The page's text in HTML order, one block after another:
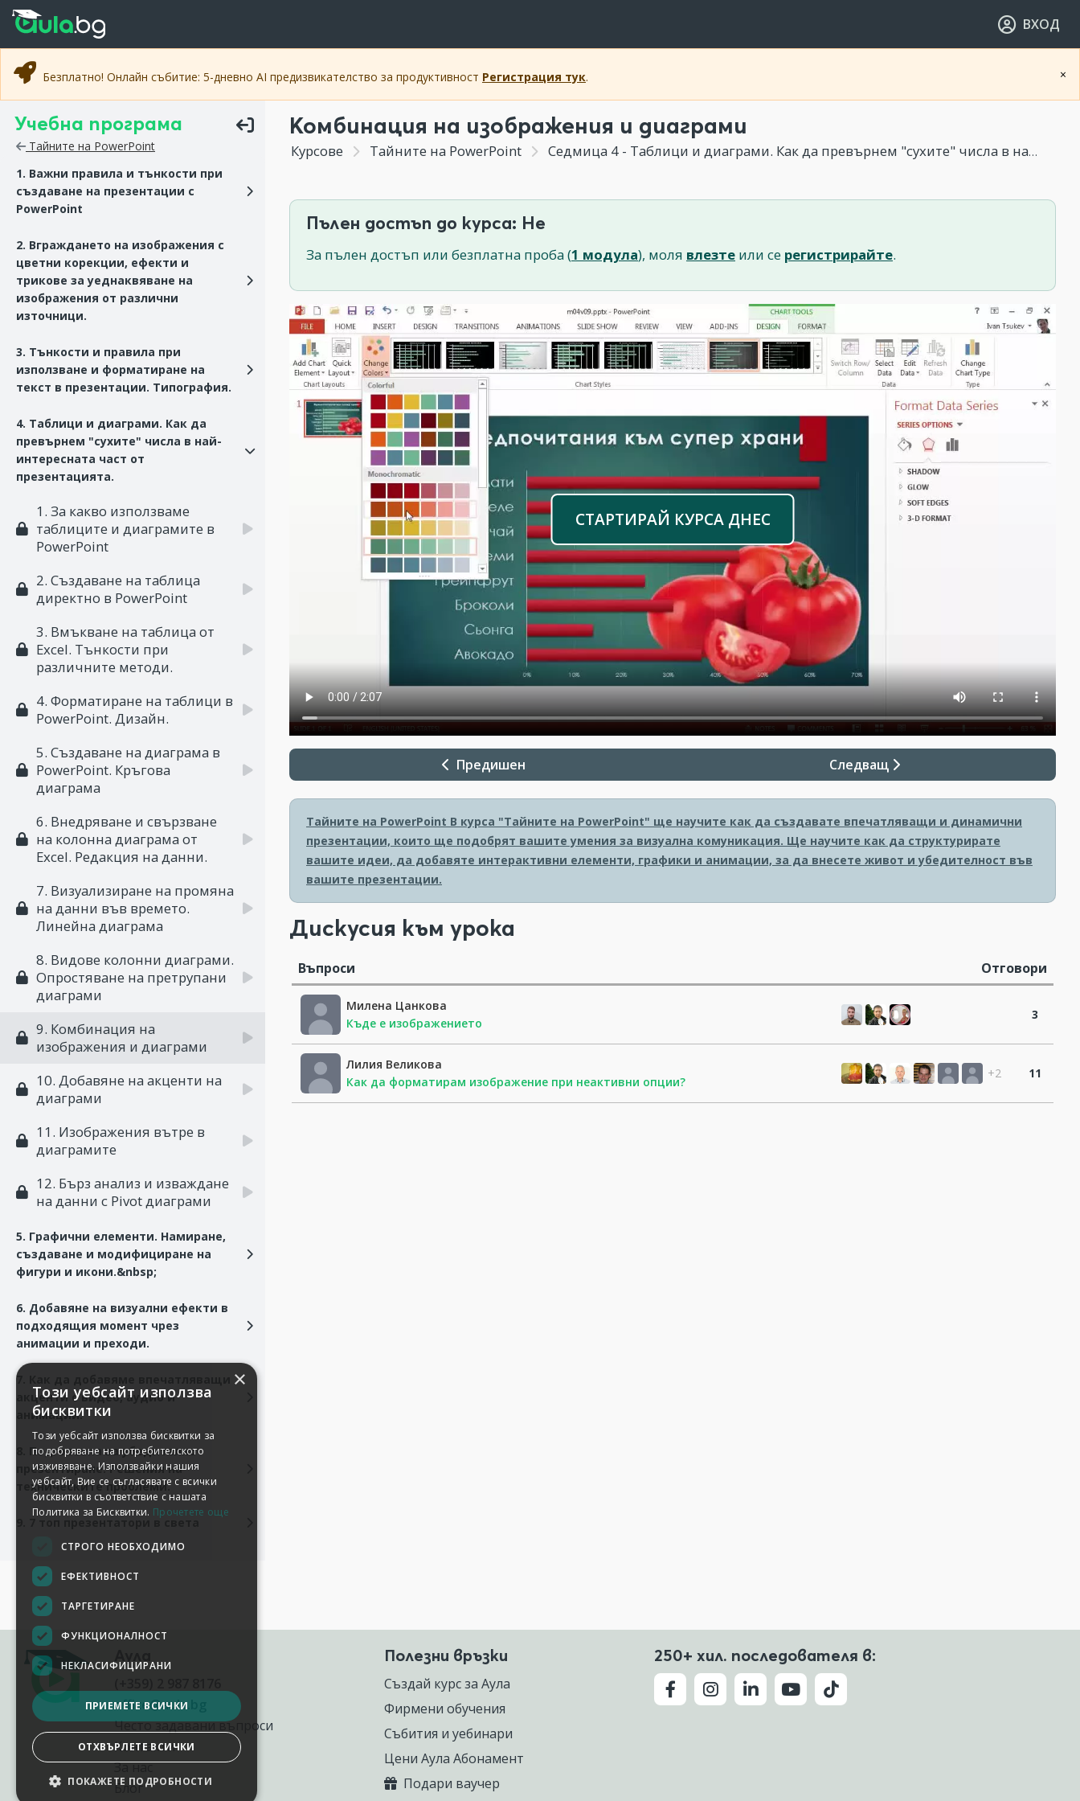
Прескочи към основното съдържание
Прескочи към навигацията
ВХОД
×
Безплатно! Онлайн събитие: 5-дневно AI предизвикателство за продуктивност Регистрация тук.
Учебна програма
Тайните на PowerPoint
1. Важни правила и тънкости при
създаване на презентации с
PowerPoint
2. Вграждането на изображения с
цветни корекции, ефекти и
трикове за уеднаквяване на
изображения от различни
източници.
3. Тънкости и правила при
използване и форматиране на
текст в презентации. Типография.
4. Таблици и диаграми. Как да
превърнем "сухите" числа в най-
интересната част от
презентацията.
1. За какво използваме
таблиците и диаграмите в
PowerPoint
2. Създаване на таблица
директно в PowerPoint
3. Вмъкване на таблица от
Excel. Тънкости при
различните методи.
4. Форматиране на таблици в
PowerPoint. Дизайн.
5. Създаване на диаграма в
PowerPoint. Кръгова
диаграма
6. Внедряване и свързване
на колонна диаграма от
Excel. Редакция на данни.
7. Визуализиране на промяна
на данни във времето.
Линейна диаграма
8. Видове колонни диаграми.
Опростяване на претрупани
диаграми
9. Комбинация на
изображения и диаграми
10. Добавяне на акценти на
диаграми
11. Изображения вътре в
диаграмите
12. Бърз анализ и изваждане
на данни с Pivot диаграми
5. Графични елементи. Намиране,
създаване и модифициране на
фигури и икони.&nbsp;
6. Добавяне на визуални ефекти в
подходящия момент чрез
анимации и преходи.
7. Как да добавяме впечатляващи
акценти с видео, аудио и
анимации.
8. Подготовка за убедително
презентиране. Решения на
техническите проблеми.
9. 7 топ презентатори в света
Комбинация на изображения и диаграми
Курсове Тайните на PowerPoint Седмица 4 - Таблици и диаграми. Как да превърнем "сухите" числа в най-интересната част от презентацията.
Пълен достъп до курса: Не
За пълен достъп или безплатна проба (1 модула), моля влезте или се регистрирайте.
СТАРТИРАЙ КУРСА ДНЕС
Предишен Следващ
Тайните на PowerPoint В курса "Тайните на PowerPoint" ще научите как да създавате впечатляващи и динамични
презентации, които ще подобрят вашите умения за визуална комуникация. Ще научите как да структурирате
вашите идеи, да добавяте интерактивни елементи, графики и анимации, за да внесете живот и убедителност във
вашите презентации.
Дискусия към урока
Въпроси Отговори
Милена Цанкова
Къде е изображението
3
Лилия Великова
Как да форматирам изображение при неактивни опции?
+2 11
office@aula.bg
Често задавани въпроси
Контакти
За нас
Блог
Полезни връзки
Създай курс за Аула
Фирмени обучения
Събития и уебинари
Цени Аула Абонамент
Подари ваучер
250+ хил. последователя в:
×
Този уебсайт използва
бисквитки
Този уебсайт използва бисквитки за
подобряване на потребителското
изживяване. Използвайки нашия
уебсайт, Вие се съгласявате с всички
бисквитки в съответствие с нашата
Политика за Бисквитки. Прочетете още
СТРОГО НЕОБХОДИМО
ЕФЕКТИВНОСТ
ТАРГЕТИРАНЕ
ФУНКЦИОНАЛНОСТ
НЕКЛАСИФИЦИРАНИ
ПРИЕМЕТЕ ВСИЧКИ
ОТХВЪРЛЕТЕ ВСИЧКИ
ПОКАЖЕТЕ ПОДРОБНОСТИ